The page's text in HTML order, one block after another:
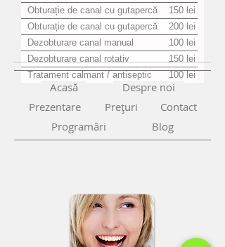
Obturație de canal cu gutapercă
simplă
150 lei
Obturație de canal cu gutapercă
complexă
200 lei
Dezobturare canal manual
(retratament endodontic) / canal
100 lei
Dezobturare canal rotativ
(retratament endodontic) / canal
150 lei
Tratament calmant / antiseptic
100 lei
Acasă
Despre noi
Prezentare
Preţuri
Contact
Programări
Blog